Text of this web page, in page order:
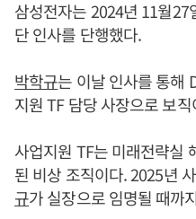
삼성전자는 2024년 11월
단 인사를 단행했다.
박학규는 이날 인사를 통해
지원 TF 담당 사장으로 보
사업지원 TF는 미래전략실
된 비상 조직이다. 2025년
규가 실장으로 임명될 때까